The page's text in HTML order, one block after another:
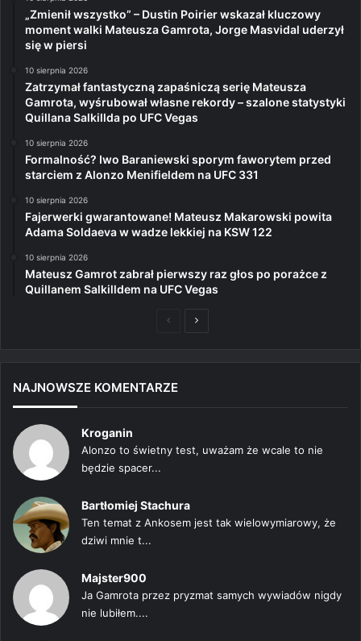
„Zmienił wszystko” – Dustin Poirier wskazał kluczowy
moment walki Mateusza Gamrota, Jorge Masvidal uderzył
się w piersi
10 sierpnia 2026
Zatrzymał fantastyczną zapaśniczą serię Mateusza
Gamrota, wyśrubował własne rekordy – szalone statystyki
Quillana Salkillda po UFC Vegas
10 sierpnia 2026
Formalność? Iwo Baraniewski sporym faworytem przed
starciem z Alonzo Menifieldem na UFC 331
10 sierpnia 2026
Fajerwerki gwarantowane! Mateusz Makarowski powita
Adama Soldaeva w wadze lekkiej na KSW 122
10 sierpnia 2026
Mateusz Gamrot zabrał pierwszy raz głos po porażce z
Quillanem Salkilldem na UFC Vegas
PoprzedniaNastępna
NAJNOWSZE KOMENTARZE
Kroganin
Alonzo to świetny test, uważam że wcale to nie
będzie spacer...
Bartłomiej Stachura
Ten temat z Ankosem jest tak wielowymiarowy, że
dziwi mnie t...
Majster900
Ja Gamrota przez pryzmat samych wywiadów nigdy
nie lubiłem....